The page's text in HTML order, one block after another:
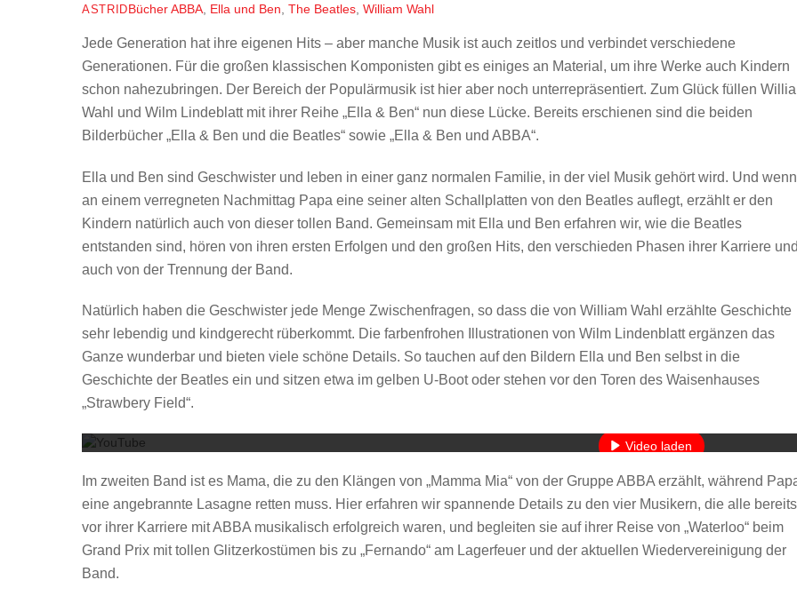
ASTRIDBücherABBA, Ella und Ben The Beatles, William Wahl
Jede Generation hat ihre eigenen Hits – aber manche Musik ist auch zeitlos und verbindet verschiedene
Generationen. Für die großen klassischen Komponisten gibt es einiges an Material, um ihre Werke auch Kindern
schon nahezubringen. Der Bereich der Populärmusik ist hier aber noch unterrepräsentiert. Zum Glück füllen
Wahl und Wilm Lindeblatt mit ihrer Reihe „Ella & Ben“ nun diese Lücke. Bereits erschienen sind die beiden
Bilderbücher „Ella & Ben und die Beatles“ sowie „Ella & Ben und ABBA“.
Ella und Ben sind Geschwister und leben in einer ganz normalen Familie, in der viel Musik gehört wird. Und wenn
an einem verregneten Nachmittag Papa eine seiner alten Schallplatten von den Beatles auflegt, erzählt er den
Kindern natürlich auch von dieser tollen Band. Gemeinsam mit Ella und Ben erfahren wir, wie die Beatles
entstanden sind, hören von ihren ersten Erfolgen und den großen Hits, den verschieden Phasen ihrer Karriere
auch von der Trennung der Band.
Natürlich haben die Geschwister jede Menge Zwischenfragen, so dass die von William Wahl erzählte Geschichte
sehr lebendig und kindgerecht rüberkommt. Die farbenfrohen Illustrationen von Wilm Lindenblatt ergänzen das
Ganze wunderbar und bieten viele schöne Details. So tauchen auf den Bildern Ella und Ben selbst in die
Geschichte der Beatles ein und sitzen etwa im gelben U-Boot oder stehen vor den Toren des Waisenhauses
„Strawbery Field“.
Mit dem Laden des Videos akzeptieren Sie die
Video laden
YouTube immer entsperren
Im zweiten Band ist es Mama, die zu den Klängen von „Mamma Mia“ von der Gruppe ABBA erzählt, während
eine angebrannte Lasagne retten muss. Hier erfahren wir spannende Details zu den vier Musikern, die alle bereits
vor ihrer Karriere mit ABBA musikalisch erfolgreich waren, und begleiten sie auf ihrer Reise von „Waterloo“ beim
Grand Prix mit tollen Glitzerkostümen bis zu „Fernando“ am Lagerfeuer und der aktuellen Wiedervereinigung der
Band.